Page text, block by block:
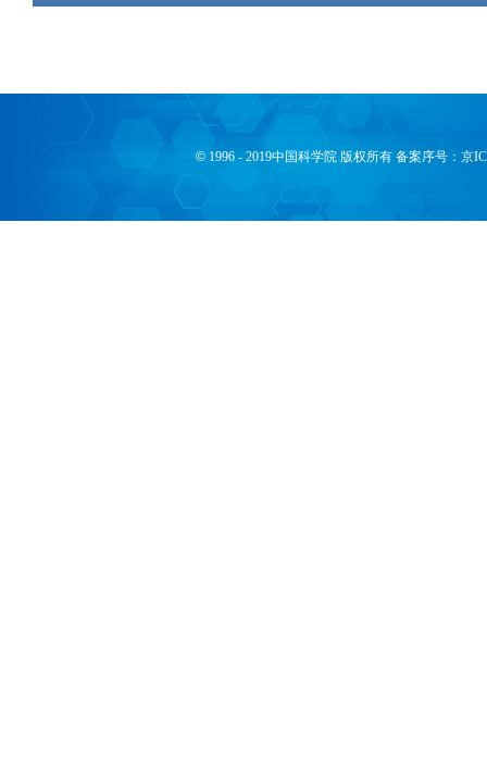
© 1996 - 2019中国科学院 版权所有 备案序号：京